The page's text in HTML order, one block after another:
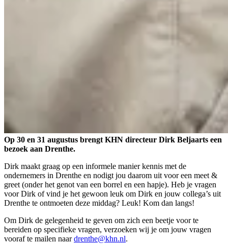
Op 30 en 31 augustus brengt KHN directeur Dirk Beljaarts een
bezoek aan Drenthe.
Dirk maakt graag op een informele manier kennis met de
ondernemers in Drenthe en nodigt jou daarom uit voor een meet &
greet (onder het genot van een borrel en een hapje). Heb je vragen
voor Dirk of vind je het gewoon leuk om Dirk en jouw collega’s uit
Drenthe te ontmoeten deze middag? Leuk! Kom dan langs!
Om Dirk de gelegenheid te geven om zich een beetje voor te
bereiden op specifieke vragen, verzoeken wij je om jouw vragen
vooraf te mailen naardrenthe@khn.nl.